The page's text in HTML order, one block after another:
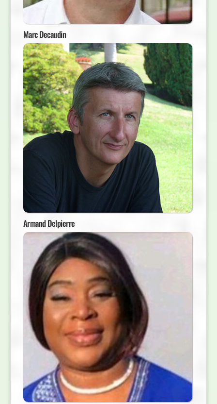
Marc Decaudin
Armand Delpierre